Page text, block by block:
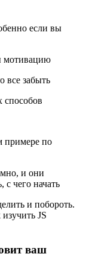
если вы
мотивацию
все забыть
примере по
и они
чего начать
и побороть.
JS
ваш